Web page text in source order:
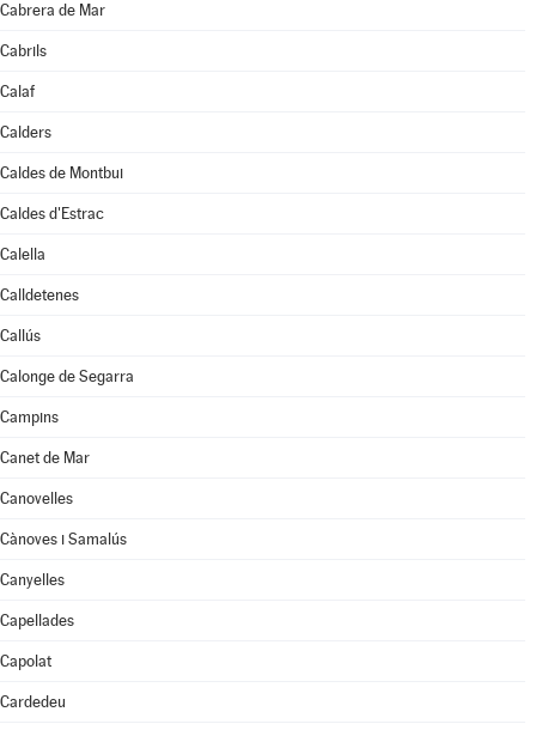
Cabrera de Mar
Cabrils
Calaf
Calders
Caldes de Montbui
Caldes d'Estrac
Calella
Calldetenes
Callús
Calonge de Segarra
Campins
Canet de Mar
Canovelles
Cànoves i Samalús
Canyelles
Capellades
Capolat
Cardedeu